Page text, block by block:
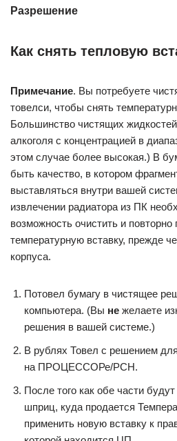
Разрешение
Как снять тепловую
Примечание. Вы потребуете
товелси, чтобы снять
Большинство чистящих
алкоголя с концентрацией в
этом случае более высокая.) В
быть качество, в котором
выставляться внутри вашей
извлечении радиатора из ПК
возможность очистить и повторно
температурную вставку, прежде
корпуса.
Потовел бумагу в чистящее
компьютера. (Вы не желаете
решения в вашей системе.)
В рублях Товел с решением
на ПРОЦЕССОРе/PCH.
После того как обе части
шприц, куда продается
применить новую вставку к